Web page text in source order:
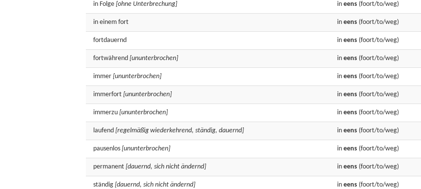
in Folge [ohne Unterbrechung] in eens (foort/to/weg)
in einem fort in eens (foort/to/weg)
fortdauernd in eens (foort/to/weg)
fortwährend [ununterbrochen] in eens (foort/to/weg)
immer [ununterbrochen] in eens (foort/to/weg)
immerfort [ununterbrochen] in eens (foort/to/weg)
immerzu [ununterbrochen] in eens (foort/to/weg)
laufend [regelmäßig wiederkehrend, ständig, dauernd] in eens (foort/to/weg)
pausenlos [ununterbrochen] in eens (foort/to/weg)
permanent [dauernd, sich nicht ändernd] in eens (foort/to/weg)
ständig [dauernd, sich nicht ändernd] in eens (foort/to/weg)